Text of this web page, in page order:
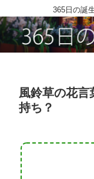
365日の誕
風鈴草の花言
持ち？